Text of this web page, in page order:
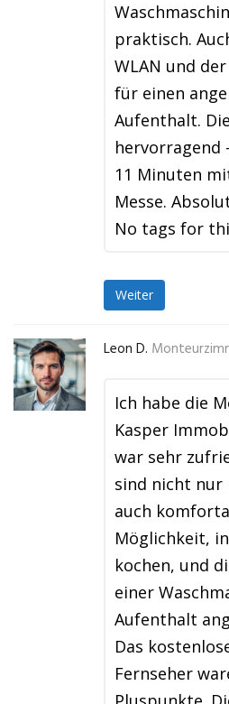
praktisch.
WLAN und
für einen
Aufenthalt.
hervorragend
11 Minuten
Messe.
No tags for
Weiter
Leon D.
Ich habe die
Kasper
war sehr
sind nicht nur
auch
Möglichkeit,
kochen, und
einer
Aufenthalt
Das
Fernseher